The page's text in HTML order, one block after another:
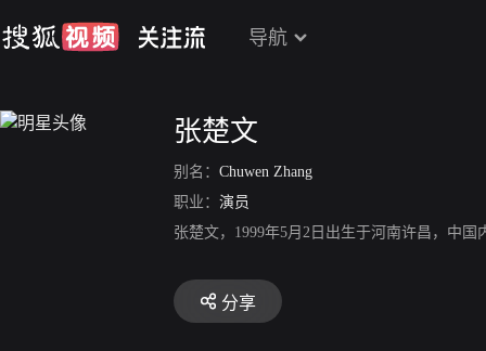
导航
张楚文
别名： Chuwen Zhang
职业： 演员
张楚文，1999年5月2日出生于河南许昌，中
分享